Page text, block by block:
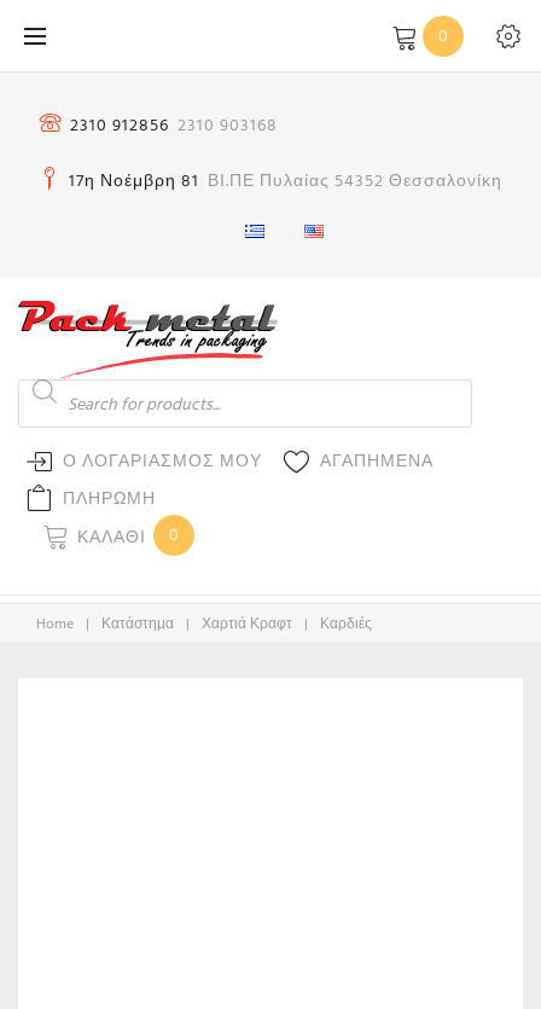
στο
0
2310 912856 2310 903168
17η Νοέμβρη 81 ΒΙ.ΠΕ Πυλαίας 54352 Θεσσαλονίκη
Products
search
Ο ΛΟΓΑΡΙΑΣΜΟΣ ΜΟΥ
ΑΓΑΠΗΜΕΝΑ
ΠΛΗΡΩΜΗ
ΚΑΛΆΘΙ
0
Home | Κατάστημα | Χαρτιά Κραφτ | Καρδιές